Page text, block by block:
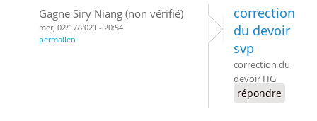
Gagne Siry Niang (non vérifié)
mer, 02/17/2021 - 20:54
permalien
correction
du devoir
svp
correction du
devoir HG
répondre